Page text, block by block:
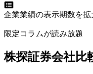
企業業績の表示期数を拡
限定コラムが読み放題
株探証券会社比